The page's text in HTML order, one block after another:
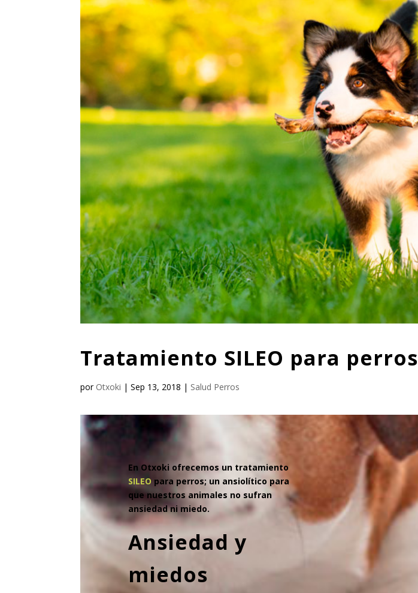
Tratamiento SILEO para perros
por Otxoki |Sep 13, 2018 | Salud Perros
En Otxoki ofrecemos un tratamiento
SILEO para perros; un ansiolítico para
que nuestros animales no sufran
ansiedad ni miedo.
Ansiedad y
miedos